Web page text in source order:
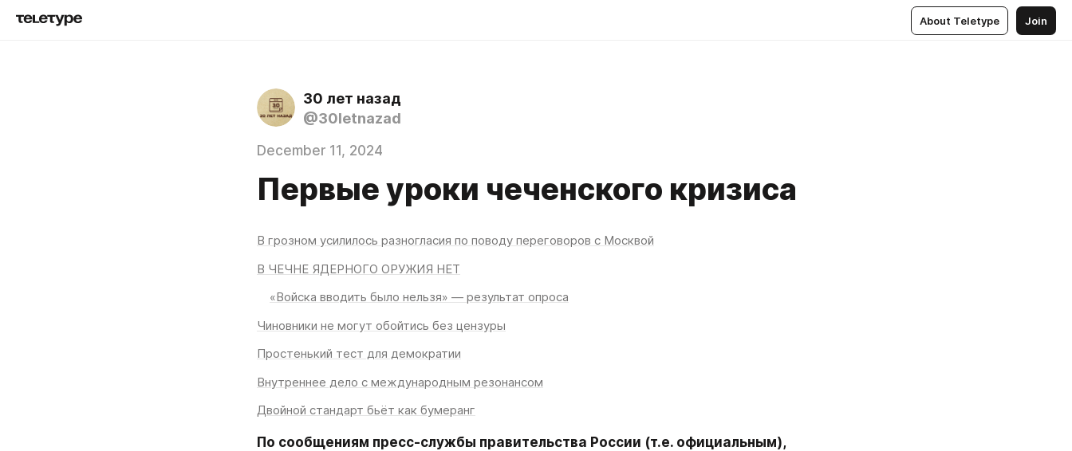
About Teletype Join
30 лет назад
@30letnazad
December 11, 2024
Первые уроки чеченского кризиса
В грозном усилилось разногласия по поводу переговоров с Москвой
В ЧЕЧНЕ ЯДЕРНОГО ОРУЖИЯ НЕТ
«Войска вводить было нельзя» — результат опроса
Чиновники не могут обойтись без цензуры
Простенький тест для демократии
Внутреннее дело с международным резонансом
Двойной стандарт бьёт как бумеранг
По сообщениям пресс-службы правительства России (т.е. официальным),